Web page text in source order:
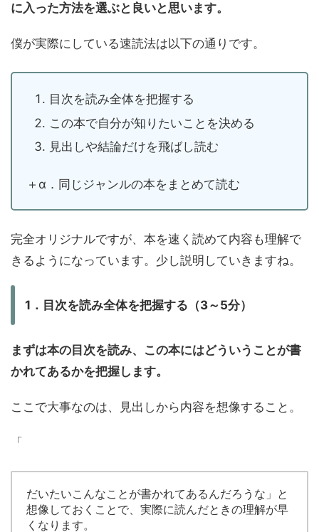
に入った方法を選ぶと良いと思います。
僕が実際にしている速読法は以下の通りです。
目次を読み全体を把握する
この本で自分が知りたいことを決める
見出しや結論だけを飛ばし読む
＋α．同じジャンルの本をまとめて読む
完全オリジナルですが、本を速く読めて内容も理解で
きるようになっています。少し説明していきますね。
1．目次を読み全体を把握する（3～5分）
まずは本の目次を読み、この本にはどういうことが書
かれてあるかを把握します。
ここで大事なのは、見出しから内容を想像すること。
「
だいたいこんなことが書かれてあるんだろうな」と
想像しておくことで、実際に読んだときの理解が早
くなります。